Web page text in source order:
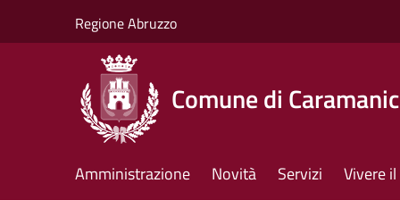
Regione Abruzzo
Comune di
Amministrazione Novità Servizi Vivere